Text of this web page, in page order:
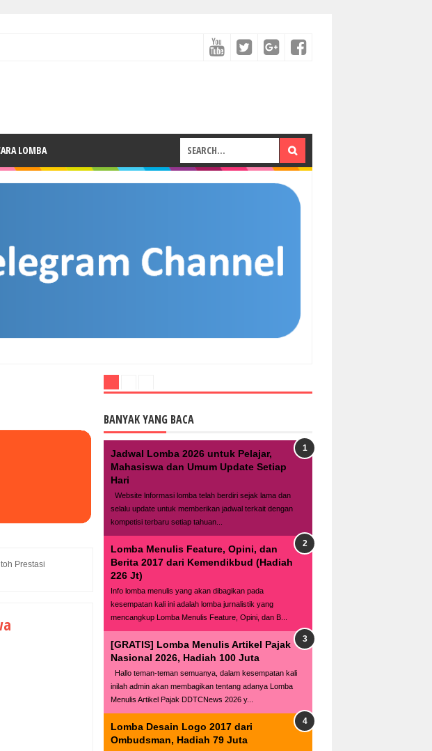
LOMBA
Prestasi
BANYAK YANG BACA
Jadwal Lomba 2026 untuk Pelajar,
Mahasiswa dan Umum Update Setiap
Hari
Website lnformasi lomba telah berdiri sejak lama dan
selalu update untuk memberikan jadwal terkait dengan
kompetisi terbaru setiap tahuan...
Lomba Menulis Feature, Opini, dan
Berita 2017 dari Kemendikbud (Hadiah
226 Jt)
Info lomba menulis yang akan dibagikan pada
kesempatan kali ini adalah lomba jurnalistik yang
mencangkup Lomba Menulis Feature, Opini, dan B...
[GRATIS] Lomba Menulis Artikel Pajak
Nasional 2026, Hadiah 100 Juta
Hallo teman-teman semuanya, dalam kesempatan kali
inilah admin akan membagikan tentang adanya Lomba
Menulis Artikel Pajak DDTCNews 2026 y...
Lomba Desain Logo 2017 dari
Ombudsman, Hadiah 79 Juta